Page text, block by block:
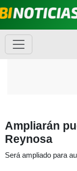
Ampliarán
Reynosa
Será ampliado para